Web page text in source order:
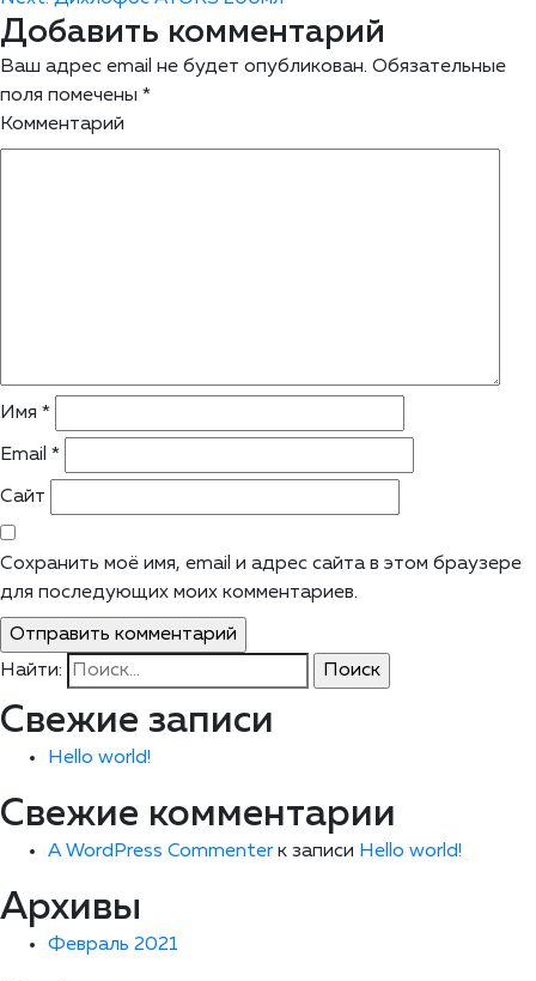
Добавить комментарий
Ваш адрес email не будет опубликован. Обязательные
поля помечены *
Комментарий
Имя *
Email *
Сайт
Сохранить моё имя, email и адрес сайта в этом браузере
для последующих моих комментариев.
Найти:
Свежие записи
Hello world!
Свежие комментарии
A WordPress Commenterк записи Hello world!
Архивы
Февраль 2021